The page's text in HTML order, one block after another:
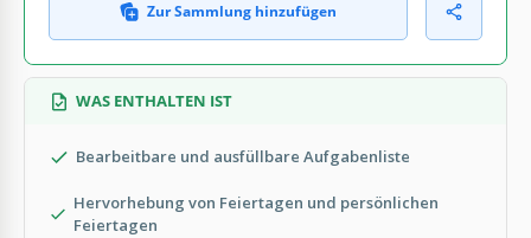
Zur Sammlung hinzufügen
WAS ENTHALTEN IST
Bearbeitbare und ausfüllbare Aufgabenliste
Hervorhebung von Feiertagen und persönlichen
Feiertagen